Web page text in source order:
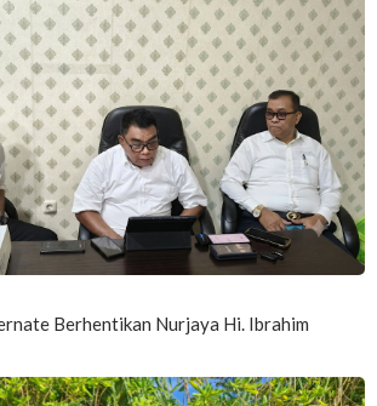
Berhentikan Nurjaya Hi. Ibrahim